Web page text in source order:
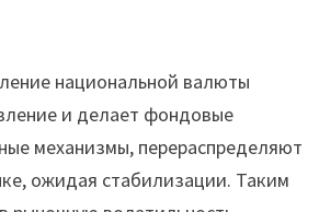
национальной валюты
и делает фондовые
механизмы, перераспределяют
ожидая стабилизации. Таким